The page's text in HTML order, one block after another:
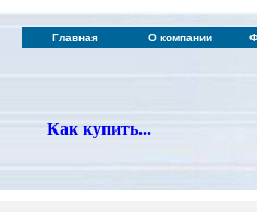
Главная О компании
Как купить...